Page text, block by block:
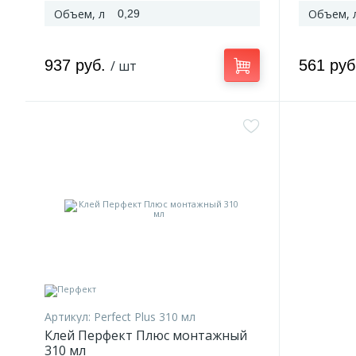
Объем, л 0,29
937 руб. / шт
Объем,
561
Артикул: Perfect Plus 310 мл
Клей Перфект Плюс монтажный
310 мл